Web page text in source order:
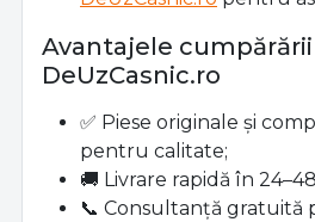
Avantajele cumpărării
DeUzCasnic.ro
✅ Piese originale și
pentru calitate;
🚚 Livrare rapidă în
📞 Consultanță gratuită